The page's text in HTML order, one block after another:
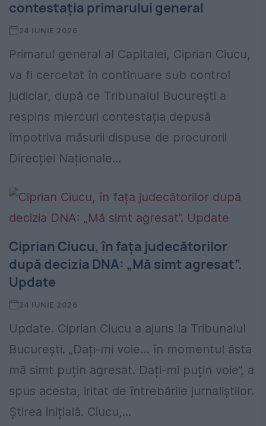
contestația primarului general
24 IUNIE 2026
Primarul general al Capitalei, Ciprian Ciucu,
va fi cercetat în continuare sub control
judiciar, după ce Tribunalul București a
respins miercuri contestația depusă
împotriva măsurii dispuse de procurorii
Direcției Naționale...
Ciprian Ciucu, în fața judecătorilor
după decizia DNA: „Mă simt agresat”.
Update
24 IUNIE 2026
Update. Ciprian Ciucu a ajuns la Tribunalul
București. „Dați-mi voie… în momentul ăsta
mă simt puțin agresat. Dați-mi puțin voie”, a
spus acesta, iritat de întrebările jurnaliștilor.
Știrea inițială. Ciucu,...